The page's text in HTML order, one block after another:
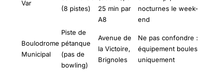
Var
(8 pistes)
25 min par
A8
nocturnes le week-
end
Boulodrome
Municipal
Piste de
pétanque
(pas de
bowling)
Avenue de
la Victoire,
Brignoles
Ne pas confondre :
équipement boules
uniquement